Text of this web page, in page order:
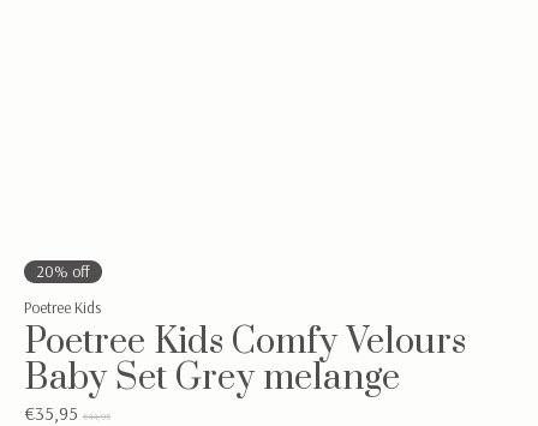
20% off
Poetree Kids
Poetree Kids Comfy Velours
Baby Set Grey melange
€35,95 €44,95